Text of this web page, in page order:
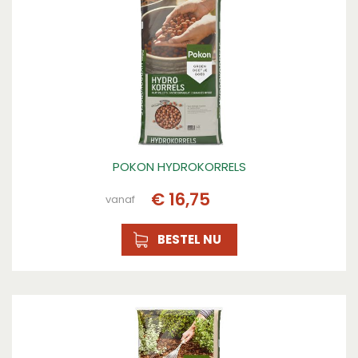
Breedte (cm)
Universeel, Universeel
Universeel, Universeel
POKON HYDROKORRELS
vanaf € 16,75
BESTEL NU